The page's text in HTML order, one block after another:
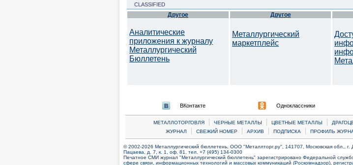
CLASSIFIED
Другое
Аналитические
приложения к журналу
Металлургический
Бюллетень
Другое
Металлургический
маркетплейс
ВКонтакте Одноклассники
МЕТАЛЛОТОРГОВЛЯ | ЧЕРНЫЕ МЕТАЛЛЫ | ЦВЕТНЫЕ МЕТАЛЛЫ |
ЖУРНАЛ
| СВЕЖИЙ НОМЕР | АРХИВ | ПОДПИСКА | ПРОФИЛЬ
© 2002-2026 Металлургический бюллетень, ООО "Металлторг.ру", 141707, Московская обл., г.
Пацаева, д. 7, к. 1, оф. 81, тел. +7 (495) 134-0300
Печатное СМИ журнал "Металлургический бюллетень" зарегистрировано Федеральной
сфере связи, информационных технологий и массовых коммуникаций (Роскомнадзор),